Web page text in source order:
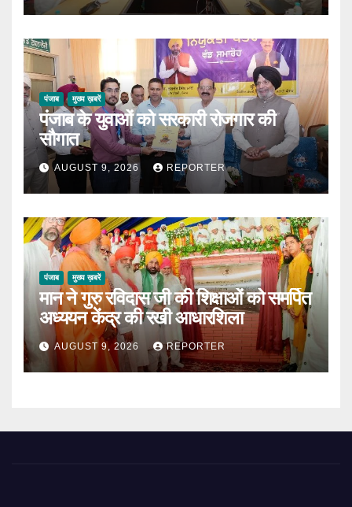
पंजाब मुख्य ख़बरें
पंजाब के युवाओं को सरकारी रोजगार की
सौगात
AUGUST 9, 2026 REPORTER
पंजाब मुख्य ख़बरें
मान ने गुरु रविदास जी की शिक्षाओं को समर्पित
अध्ययन केंद्र की रखी आधारशिला
AUGUST 9, 2026 REPORTER